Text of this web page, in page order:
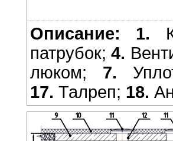
Описание: 1.
патрубок;4.
люком; 7.
17. Талреп; 18.